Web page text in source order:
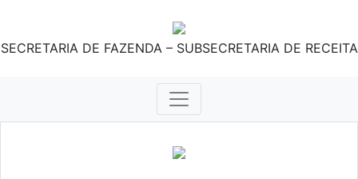
SECRETARIA DE FAZENDA – SUBSECRETARIA DE RECEITA